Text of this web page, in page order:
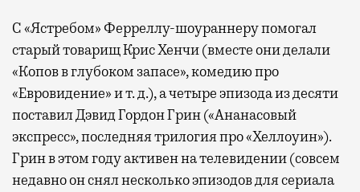
С «Ястребом» Ферреллу-шоураннеру помогал
старый товарищ Крис Хенчи (вместе они делали
«Копов в глубоком запасе», комедию про
«Евровидение» и т. д.), а четыре эпизода из десяти
поставил Дэвид Гордон Грин («Ананасовый
экспресс», последняя трилогия про «Хеллоуин»).
Грин в этом году активен на телевидении (совсем
недавно он снял несколько эпизодов для сериала